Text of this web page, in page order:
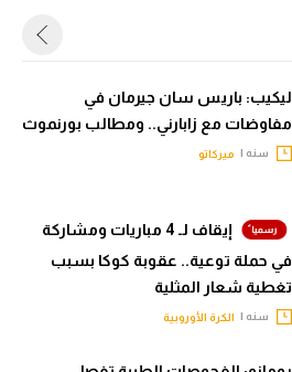
ليكيب: باريس سان جيرمان في
مفاوضات مع زابارني.. ومطالب بورنموث
سنه | ميركاتو
إيقاف لـ 4 مباريات ومشاركة
في حملة توعية.. عقوبة كوكا بسبب
تغطية شعار المثلية
سنه | الكرة الأوروبية